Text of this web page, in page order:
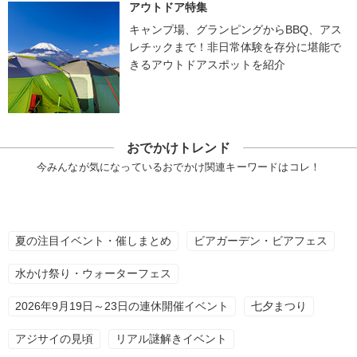
アウトドア特集
キャンプ場、グランピングからBBQ、アス
レチックまで！非日常体験を存分に堪能で
きるアウトドアスポットを紹介
おでかけトレンド
今みんなが気になっているおでかけ関連キーワードはコレ！
夏の注目イベント・催しまとめ ビアガーデン・ビアフェス
水かけ祭り・ウォーターフェス
2026年9月19日～23日の連休開催イベント 七夕まつり
アジサイの見頃 リアル謎解きイベント